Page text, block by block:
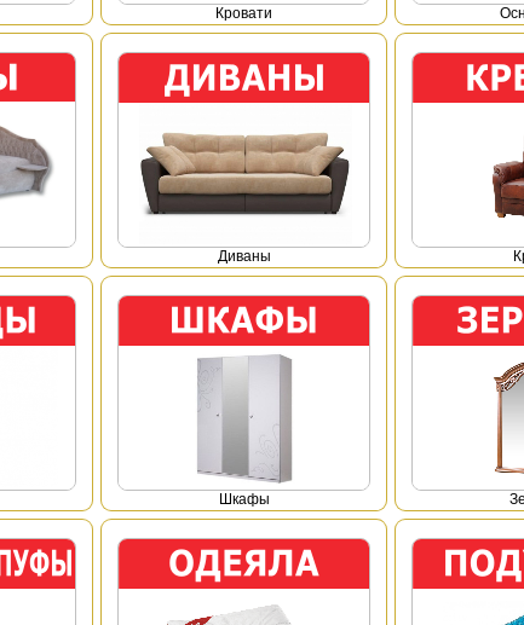
Кровати
Диваны
Шкафы